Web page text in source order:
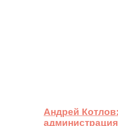
Андрей